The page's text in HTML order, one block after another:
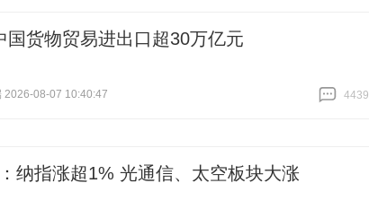
国货物贸易进出口超30万亿元
2026-08-07 10:40:47
4439
纳指涨超1% 光通信、太空板块大涨